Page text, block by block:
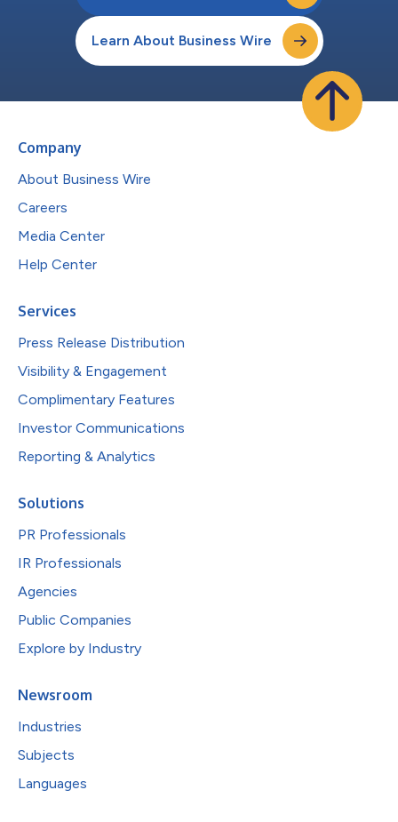
Learn About Business Wire
Company
About Business Wire
Careers
Media Center
Help Center
Services
Press Release Distribution
Visibility & Engagement
Complimentary Features
Investor Communications
Reporting & Analytics
Solutions
PR Professionals
IR Professionals
Agencies
Public Companies
Explore by Industry
Newsroom
Industries
Subjects
Languages